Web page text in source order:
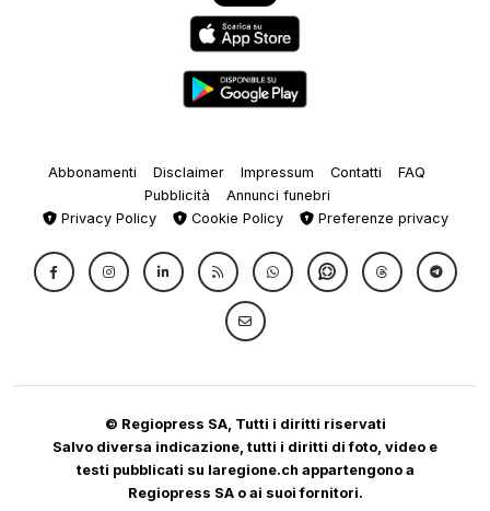
Abbonamenti Disclaimer Impressum Contatti
FAQ
Pubblicità
Annunci funebri
Privacy Policy
Cookie Policy Preferenze privacy
© Regiopress SA, Tutti i diritti riservati
Salvo diversa indicazione, tutti i diritti di foto, video e
testi pubblicati su laregione.ch appartengono a
Regiopress SA o ai suoi fornitori.